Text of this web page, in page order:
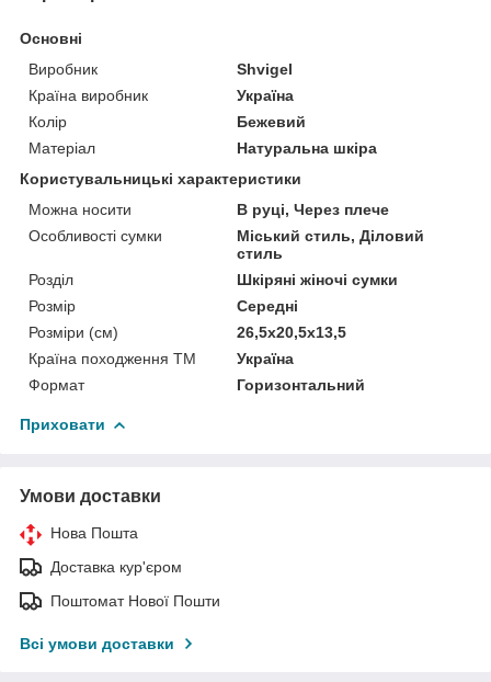
Основні
Виробник
Shvigel
Країна виробник
Україна
Колір
Бежевий
Матеріал
Натуральна шкіра
Користувальницькі характеристики
Можна носити
В руці, Через плече
Особливості сумки
Міський стиль, Діловий
стиль
Розділ
Шкіряні жіночі сумки
Розмір
Середні
Розміри (см)
26,5х20,5х13,5
Країна походження ТМ
Україна
Формат
Горизонтальний
Приховати
Умови доставки
Нова Пошта
Доставка кур'єром
Поштомат Нової Пошти
Всі умови доставки